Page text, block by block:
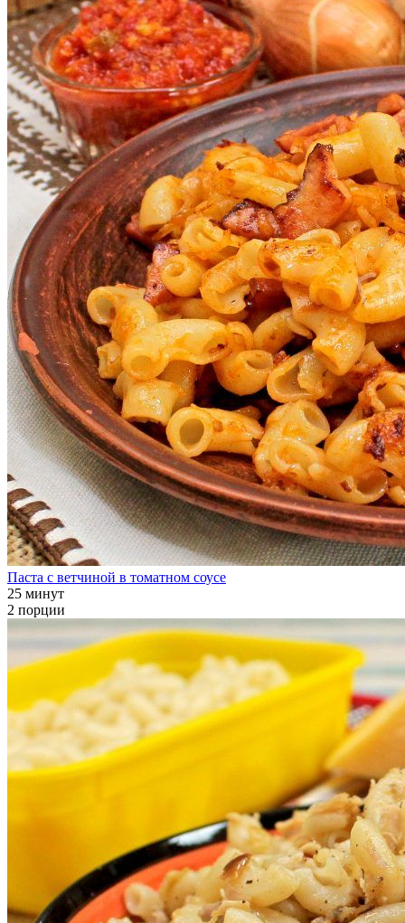
Паста с ветчиной в томатном соусе
25 минут
2 порции